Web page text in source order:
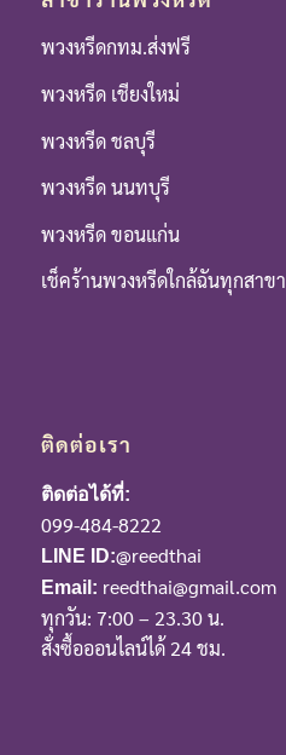
พวงหรีดกทม.ส่งฟรี
พวงหรีด เชียงใหม่
พวงหรีด ชลบุรี
พวงหรีด นนทบุรี
พวงหรีด ขอนแก่น
เช็คร้านพวงหรีดใกล้ฉันทุกสาขา
ติดต่อเรา
ติดต่อได้ที่:
099-484-8222
LINE ID:@reedthai
Email: reedthai@gmail.com
ทุกวัน: 7:00 – 23.30 น.
สั่งซื้อออนไลน์ได้ 24 ชม.